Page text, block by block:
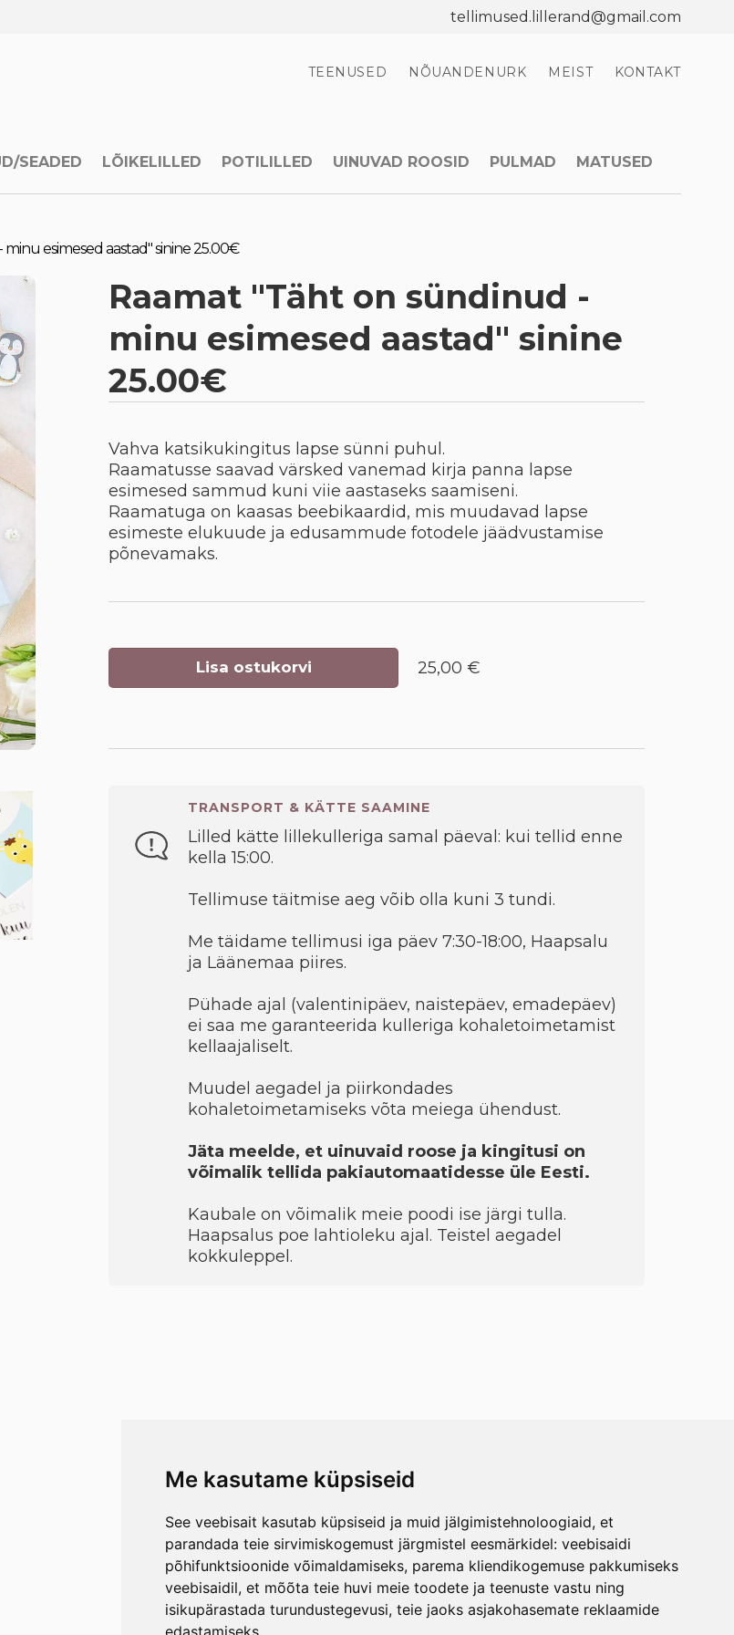
Me kasutame küpsiseid
See veebisait kasutab küpsiseid ja muid jälgimistehnoloogiaid, et
parandada teie sirvimiskogemust järgmistel eesmärkidel: veebisaidi
põhifunktsioonide võimaldamiseks, parema kliendikogemuse pakkumiseks
veebisaidil, et mõõta teie huvi meie toodete ja teenuste vastu ning
isikupärastada turundustegevusi, teie jaoks asjakohasemate reklaamide
edastamiseks.
tellimused.lillerand@gmail.com
TEENUSED NÕUANDENURK MEIST KONTAKT
SEADED LÕIKELILLED POTILILLED UINUVAD ROOSID PULMAD MATUSED
esimesed aastad" sinine 25.00€
Raamat "Täht on sündinud -
minu esimesed aastad" sinine
25.00€
Vahva katsikukingitus lapse sünni puhul.
Raamatusse saavad värsked vanemad kirja panna lapse
esimesed sammud kuni viie aastaseks saamiseni.
Raamatuga on kaasas beebikaardid, mis muudavad lapse
esimeste elukuude ja edusammude fotodele jäädvustamise
põnevamaks.
Lisa ostukorvi 25,00 €
TRANSPORT & KÄTTE SAAMINE
Lilled kätte lillekulleriga samal päeval: kui tellid enne
kella 15:00.
Tellimuse täitmise aeg võib olla kuni 3 tundi.
Me täidame tellimusi iga päev 7:30-18:00, Haapsalu
ja Läänemaa piires.
Pühade ajal (valentinipäev, naistepäev, emadepäev)
ei saa me garanteerida kulleriga kohaletoimetamist
kellaajaliselt.
Muudel aegadel ja piirkondades
kohaletoimetamiseks võta meiega ühendust.
Jäta meelde, et uinuvaid roose ja kingitusi on
võimalik tellida pakiautomaatidesse üle Eesti.
Kaubale on võimalik meie poodi ise järgi tulla.
Haapsalus poe lahtioleku ajal. Teistel aegadel
kokkuleppel.